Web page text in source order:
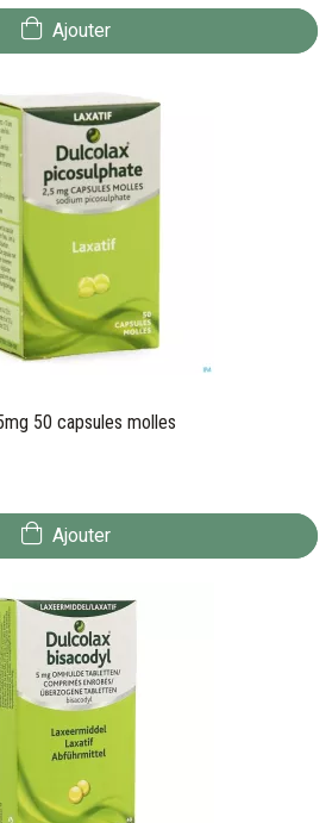
Ajouter
50 capsules molles
Ajouter